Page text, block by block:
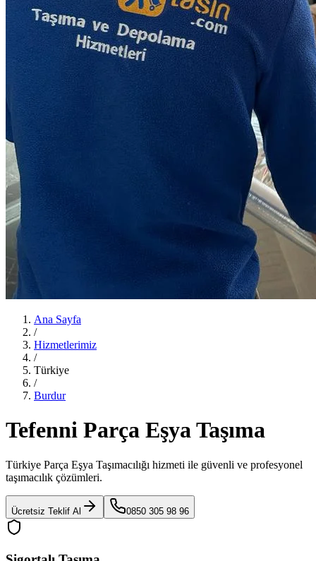
Ana Sayfa
/
Hizmetlerimiz
/
Türkiye
/
Burdur
Tefenni Parça Eşya Taşıma
Türkiye Parça Eşya Taşımacılığı hizmeti ile güvenli ve profesyonel
taşımacılık çözümleri.
Ücretsiz Teklif Al 0850 305 98 96